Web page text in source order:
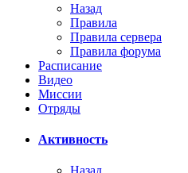
Назад
Правила
Правила сервера
Правила форума
Расписание
Видео
Миссии
Отряды
Активность